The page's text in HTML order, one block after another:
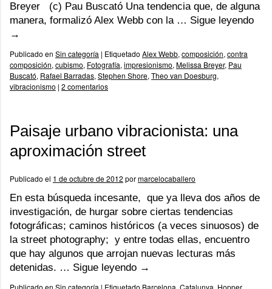
Breyer (c) Pau Buscató Una tendencia que, de alguna
manera, formalizó Alex Webb con la … Sigue leyendo
→
Publicado en Sin categoría | Etiquetado Alex Webb, composición, contra
composición, cubismo, Fotografía, impresionismo, Melissa Breyer, Pau
Buscató, Rafael Barradas, Stephen Shore, Theo van Doesburg,
vibracionismo | 2 comentarios
Paisaje urbano vibracionista: una
aproximación street
Publicado el 1 de octubre de 2012 pormarcelocaballero
En esta búsqueda incesante, que ya lleva dos años de
investigación, de hurgar sobre ciertas tendencias
fotográficas; caminos históricos (a veces sinuosos) de
la street photography; y entre todas ellas, encuentro
que hay algunos que arrojan nuevas lecturas más
detenidas. … Sigue leyendo →
Publicado en Sin categoría | Etiquetado Barcelona Catalunya Hopper,